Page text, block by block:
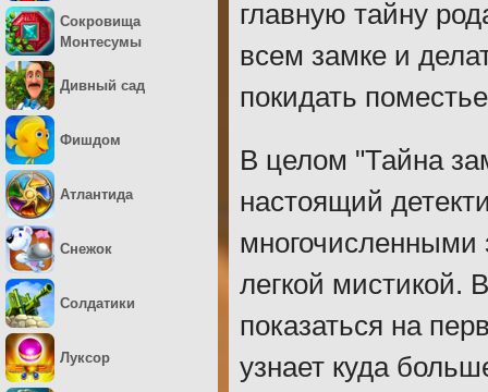
главную тайну
всем замке и
покидать
В целом "Тайна
настоящий
многочисленными
легкой мистикой.
показаться на
узнает куда
Сокровища
Монтесумы
Дивный сад
Фишдом
Атлантида
Снежок
Солдатики
Луксор